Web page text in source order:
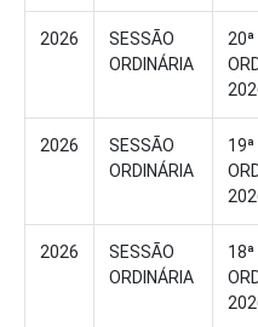
2026
SESSÃO
ORDINÁRIA
2026
SESSÃO
ORDINÁRIA
2026
SESSÃO
ORDINÁRIA